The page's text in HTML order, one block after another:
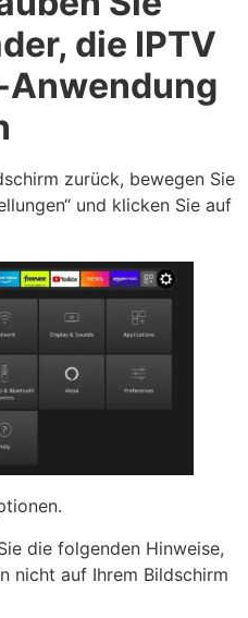
die IPTV
Anwendung
zurück, bewegen Sie
und klicken Sie auf
die folgenden Hinweise,
nicht auf Ihrem Bildschirm